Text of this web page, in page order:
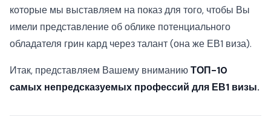
которые мы выставляем на показ для того, чтобы Вы
имели представление об облике потенциального
обладателя грин кард через талант (она же ЕВ1 виза).
Итак, представляем Вашему вниманиюТОП-10
самых непредсказуемых профессий для ЕВ1 визы.